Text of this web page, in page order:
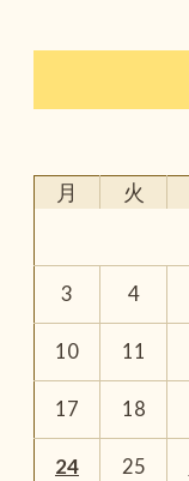
月 火
3 4
10 11
17 18
24 25